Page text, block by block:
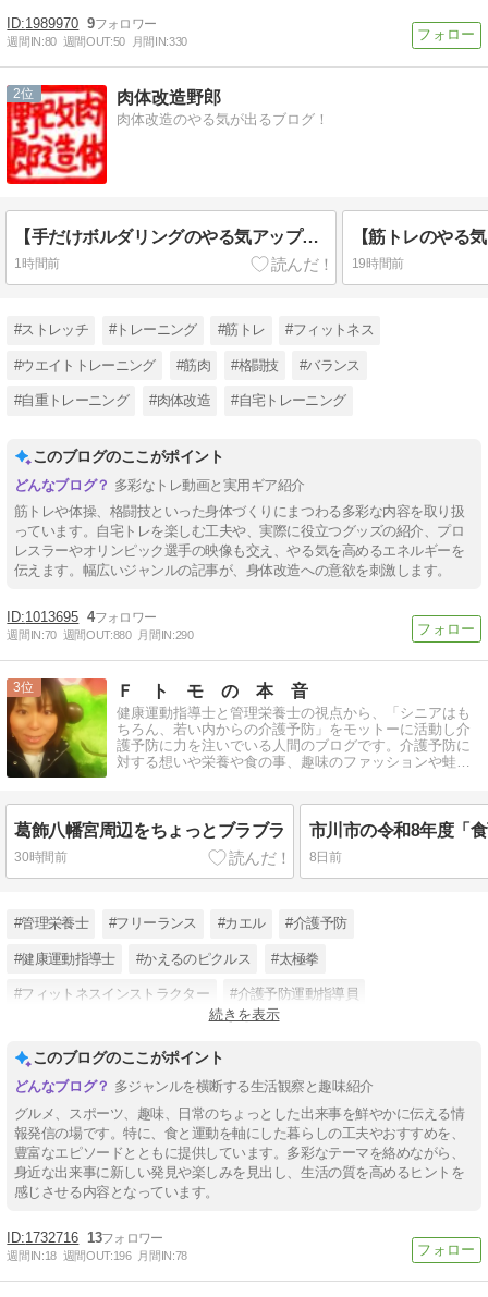
1989970 9
週間IN:80 週間OUT:50 月間IN:330
2 肉体改造野郎
肉体改造のやる気が出るブログ！
【手だけボルダリングのやる気アップ！】手だけ机ボルダリング
1時間前 19時間前
#ストレッチ #トレーニング #筋トレ #フィットネス
#ウエイトトレーニング #筋肉 #格闘技 #バランス
#自重トレーニング #肉体改造 #自宅トレーニング
このブログのここがポイント
多彩なトレ動画と実用ギア紹介
筋トレや体操、格闘技といった身体づくりにまつわる多彩な内容を取り扱
っています。自宅トレを楽しむ工夫や、実際に役立つグッズの紹介、プロ
レスラーやオリンピック選手の映像も交え、やる気を高めるエネルギーを
伝えます。幅広いジャンルの記事が、身体改造への意欲を刺激します。
1013695 4
週間IN:70 週間OUT:880 月間IN:290
3 Ｆ ト モ の 本 音
健康運動指導士と管理栄養士の視点から、「シニアはも
ちろん、若い内からの介護予防」をモットーに活動し介
護予防に力を注いでいる人間のブログです。介護予防に
対する想いや栄養や食の事、趣味のファッションや蛙に
葛飾八幡宮周辺をちょっとブラブラ
30時間前 8日前
#管理栄養士 #フリーランス #カエル #介護予防
#健康運動指導士 #かえるのピクルス #太極拳
#フィットネスインストラクター #介護予防運動指導員
続きを表示
このブログのここがポイント
多ジャンルを横断する生活観察と趣味紹介
グルメ、スポーツ、趣味、日常のちょっとした出来事を鮮やかに伝える情
報発信の場です。特に、食と運動を軸にした暮らしの工夫やおすすめを、
豊富なエピソードとともに提供しています。多彩なテーマを絡めながら、
身近な出来事に新しい発見や楽しみを見出し、生活の質を高めるヒントを
感じさせる内容となっています。
1732716 13
週間IN:18 週間OUT:196 月間IN:78